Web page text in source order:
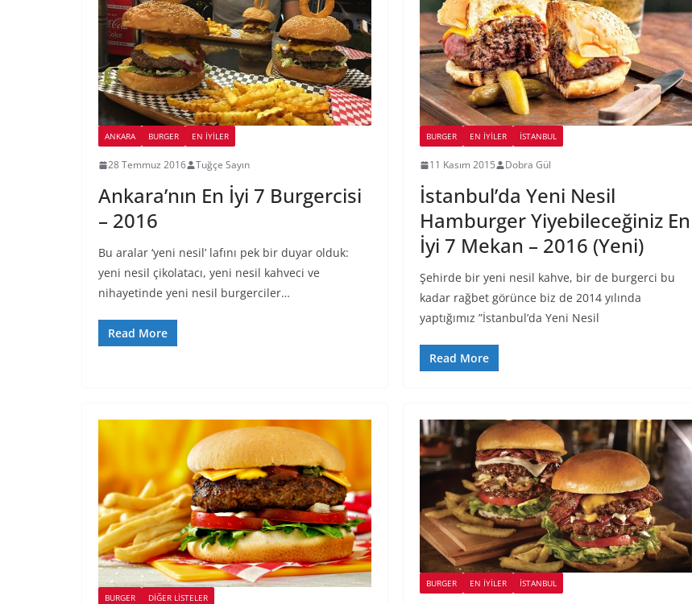
ANKARA BURGER EN İYILER
28 Temmuz 2016 Tuğçe Sayın
Ankara’nın En İyi 7 Burgercisi
– 2016
Bu aralar ‘yeni nesil’ lafını pek bir duyar olduk:
yeni nesil çikolatacı, yeni nesil kahveci ve
nihayetinde yeni nesil burgerciler…
Read More
BURGER EN İYILER İSTANBUL
11 Kasım 2015 Dobra Gül
İstanbul’da Yeni Nesil
Hamburger Yiyebileceğiniz En
İyi 7 Mekan – 2016 (Yeni)
Şehirde bir yeni nesil kahve, bir de burgerci bu
kadar rağbet görünce biz de 2014 yılında
yaptığımız ”İstanbul’da Yeni Nesil
Read More
BURGER DIĞER LISTELER
BURGER EN İYILER İSTANBUL